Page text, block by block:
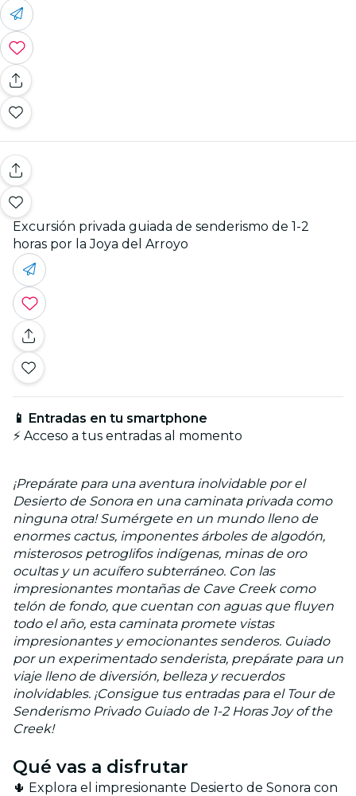
Excursión privada guiada de senderismo de 1-2
horas por la Joya del Arroyo
📱 Entradas en tu smartphone
⚡ Acceso a tus entradas al momento
¡Prepárate para una aventura inolvidable por el
Desierto de Sonora en una caminata privada como
ninguna otra! Sumérgete en un mundo lleno de
enormes cactus, imponentes árboles de algodón,
misterosos petroglifos indígenas, minas de oro
ocultas y un acuífero subterráneo. Con las
impresionantes montañas de Cave Creek como
telón de fondo, que cuentan con aguas que fluyen
todo el año, esta caminata promete vistas
impresionantes y emocionantes senderos. Guiado
por un experimentado senderista, prepárate para un
viaje lleno de diversión, belleza y recuerdos
inolvidables. ¡Consigue tus entradas para el Tour de
Senderismo Privado Guiado de 1-2 Horas Joy of the
Creek!
Qué vas a disfrutar
🌵 Explora el impresionante Desierto de Sonora con